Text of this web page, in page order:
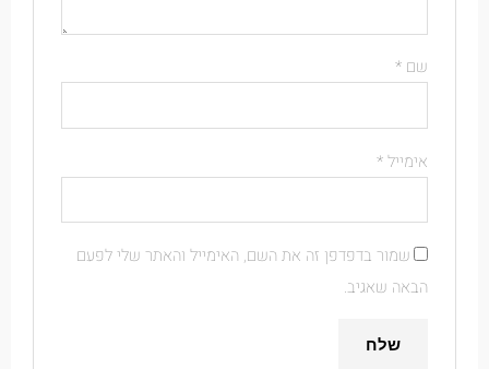
שם *
אימייל*
שמור בדפדפן זה את השם, האימייל והאתר שלי לפעם
הבאה שאגיב.